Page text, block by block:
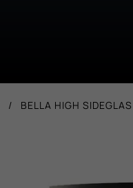
BELLA HIGH SIDEGLAS